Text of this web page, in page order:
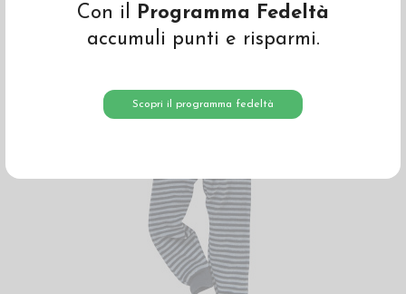
Con il Programma Fedeltà
accumuli punti e risparmi.
Scopri il programma fedeltà